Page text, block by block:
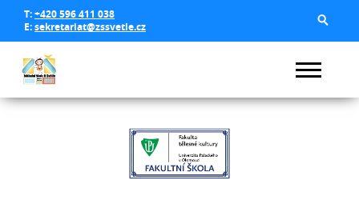
T:+420 596 411 038
E:sekretariat@zssvetle.cz